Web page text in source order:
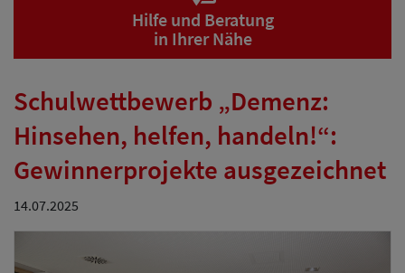
Hilfe und Beratung
in Ihrer Nähe
Schulwettbewerb „Demenz:
Hinsehen, helfen, handeln!“:
Gewinnerprojekte ausgezeichnet
14.07.2025